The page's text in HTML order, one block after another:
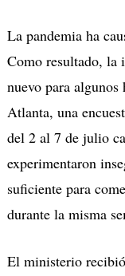
La pandemia ha
Como resultado, la
nuevo para
Atlanta, una
del 2 al 7 de julio
experimentaron
suficiente para
durante la misma
El ministerio